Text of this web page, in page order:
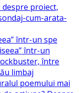
într-un spe